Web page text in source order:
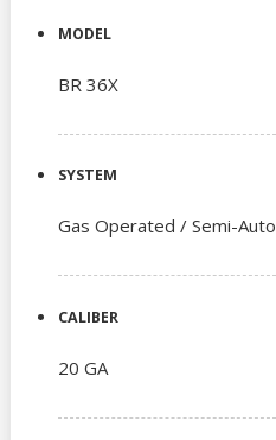
MODEL
BR 36X
SYSTEM
Gas Operated / Semi-Auto
CALIBER
20 GA